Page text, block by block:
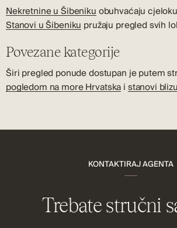
Nekretnine u Šibeniku obuhvaćaju
Stanovi u Šibeniku pružaju pregled svih
Povezane kategorije
Širi pregled ponude dostupan je putem
pogledom na more Hrvatska i stanovi
KONTAKTIRAJ AGENTA
Trebate stručni